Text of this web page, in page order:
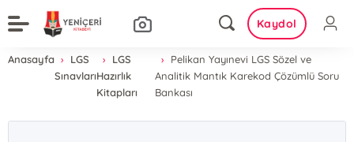
Kaydol
Anasayfa
LGS
Sınavları
LGS
Hazırlık
Kitapları
Pelikan Yayınevi LGS Sözel ve
Analitik Mantık Karekod Çözümlü Soru
Bankası